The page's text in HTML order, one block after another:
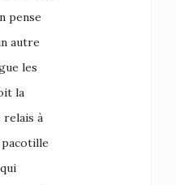
pense
autre
les
la
relais à
pacotille